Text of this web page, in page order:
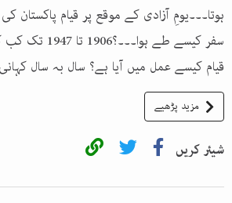
ہوتا۔۔۔یومِ آزادی کے موقع پر قیام
سفر کیسے طے
قیام کیسے عمل میں آیا ہے؟ سال بہ سال کہانی
مزید پڑھیے
شیئر کریں